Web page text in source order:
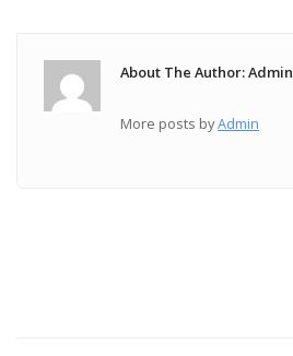
About The Author: Admin
More posts byAdmin